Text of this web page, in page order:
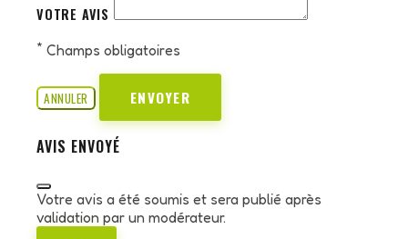
VOTRE AVIS
* Champs obligatoires
ANNULER ENVOYER
AVIS ENVOYÉ
Votre avis a été soumis et sera publié après
validation par un modérateur.